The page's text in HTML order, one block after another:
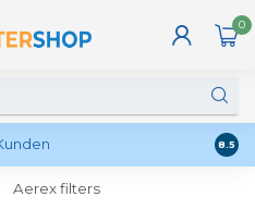
0
8.5
Aerex filters